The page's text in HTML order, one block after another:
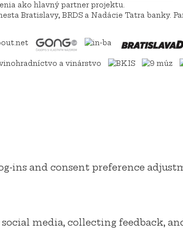
ako hlavný partner projektu.
Bratislavy, BRDS a Nadácie Tatra banky.
ins and consent preference
media, collecting feedback,